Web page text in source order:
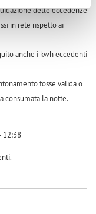
delle eccedenze
in rete rispetto ai
anche i kwh eccedenti
fosse valida o
consumata la notte.
12:38